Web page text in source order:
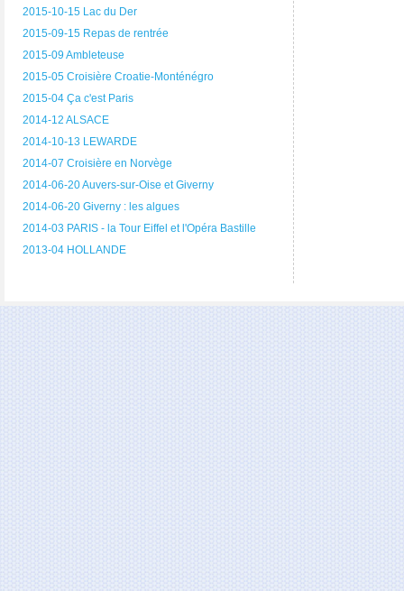
2015-10-15 Lac du Der
2015-09-15 Repas de rentrée
2015-09 Ambleteuse
2015-05 Croisière Croatie-Monténégro
2015-04 Ça c'est Paris
2014-12 ALSACE
2014-10-13 LEWARDE
2014-07 Croisière en Norvège
2014-06-20 Auvers-sur-Oise et Giverny
2014-06-20 Giverny : les algues
2014-03 PARIS - la Tour Eiffel et l'Opéra Bastille
2013-04 HOLLANDE